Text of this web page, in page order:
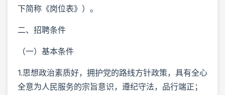
下简称《岗位表》）。
二、招聘条件
（一）基本条件
1.思想政治素质好，拥护党的路线方针政策，具有全心
全意为人民服务的宗旨意识，遵纪守法，品行端正；